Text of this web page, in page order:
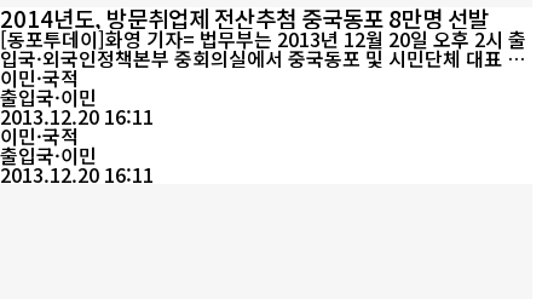
2014년도, 방문취업제 전산추첨 중국동포 8만명 선발
[동포투데이]화영 기자= 법무부는 2013년 12월 20일 오후 2시 출
입국·외국인정책본부 중회의실에서 중국동포 및 시민단체 대표 등
이 참석한 가운데, ’14년 상반기 기술교육 대상자 4만명, ’14년 하반
기 방문취업 대상자 4만명을 공개 전산추첨을 통해 선발하였다고 밝
혔다. 법무부는 방문취업자 총 체류인원 한도인 30만 3천 명 범위내
에서 출국인원 등을 감안하여 선발인원을 결정하였으며 2013년 11
말 현재 방문취업 자격...
이민·국적
출입국·이민
2013.12.20 16:11
이민·국적
출입국·이민
2013.12.20 16:11